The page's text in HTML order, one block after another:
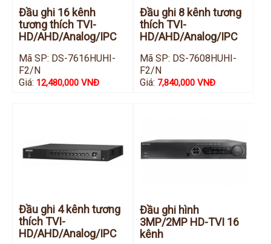
Đầu ghi 16 kênh
tương thích TVI-
HD/AHD/Analog/IPC
Mã SP: DS-7616HUHI-
F2/N
Giá: 12,480,000 VNĐ
Đầu ghi 8 kênh tương
thích TVI-
HD/AHD/Analog/IPC
Mã SP: DS-7608HUHI-
F2/N
Giá: 7,840,000 VNĐ
Đầu ghi 4 kênh tương
thích TVI-
HD/AHD/Analog/IPC
Đầu ghi hình
3MP/2MP HD-TVI 16
kênh